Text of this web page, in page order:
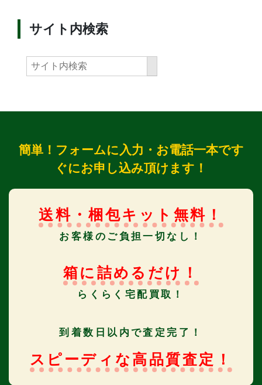
サイト内検索
簡単！フォームに入力・お電話一本です
ぐにお申し込み頂けます！
送料・梱包キット無料！
お客様のご負担一切なし！
箱に詰めるだけ！
らくらく宅配買取！
到着数日以内で査定完了！
スピーディな高品質査定！